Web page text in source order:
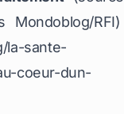
RFI)
la-sante-
coeur-dun-